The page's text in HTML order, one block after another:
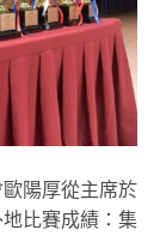
陽厚從主席於
比賽成績：集